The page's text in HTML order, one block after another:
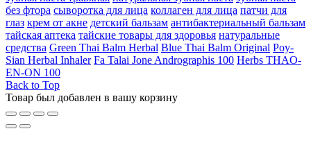
без фтора сыворотка для лица коллаген для лица патчи для
глаз крем от акне детский бальзам антибактериальный бальзам
тайская аптека тайские товары для здоровья натуральные
средства Green Thai Balm Herbal Blue Thai Balm Original Poy-
Sian Herbal Inhaler Fa Talai Jone Andrographis 100 Herbs THAO-
EN-ON 100
Back to Top
Товар был добавлен в вашу корзину